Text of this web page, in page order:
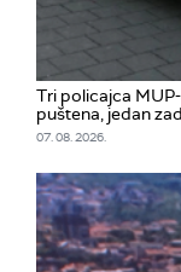
Tri policajca
puštena, jedan
07. 08. 2026.